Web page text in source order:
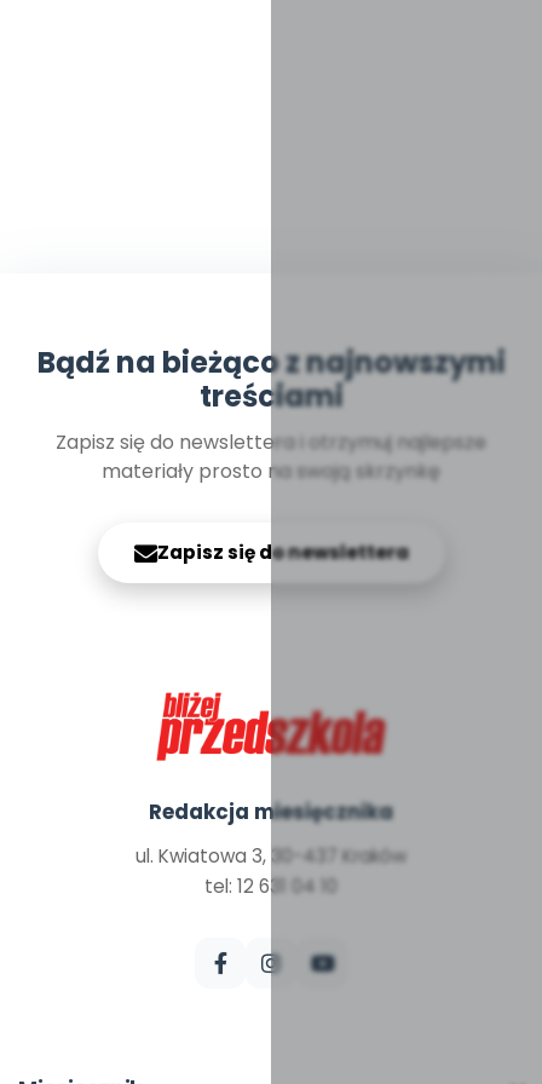
Bądź na bieżąco z najnowszymi
treściami
Zapisz się do newslettera i otrzymuj najlepsze
materiały prosto na swoją skrzynkę
Zapisz się do newslettera
Redakcja miesięcznika
ul. Kwiatowa 3, 30-437 Kraków
tel: 12 631 04 10